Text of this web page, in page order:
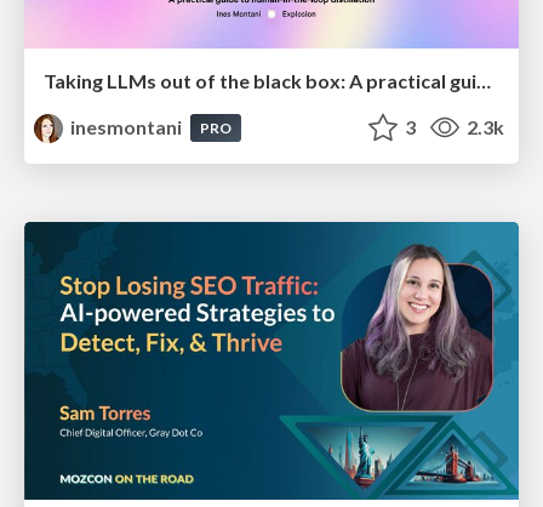
inesmontani
PRO 3 2.3k